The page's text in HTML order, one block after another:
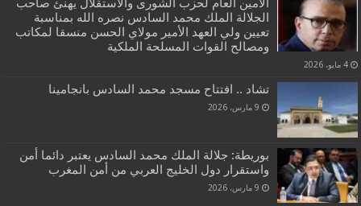
الأمين العام لحزب الشورى والاستقلال يهنئ صاحب
الجلالة الملك محمد السادس نصره الله بمناسبة
تعيين ولي العهد الأمير مولاي الحسن منسقا لمكاتب
ومصالح القوات المسلحة الملكية
4 مايو، 2026
تشاد .. افتتاح مسجد محمد السادس بانجامينا
9 مارس، 2026
بوريطة: جلالة الملك محمد السادس يعتبر دائما أمن
واستقرار دول الخليج العربي من أمن المغرب
9 مارس، 2026